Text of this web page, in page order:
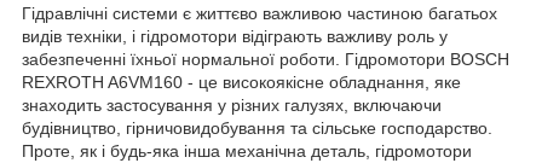
Гідравлічні системи є життєво важливою частиною багатьох
видів техніки, і гідромотори відіграють важливу роль у
забезпеченні їхньої нормальної роботи. Гідромотори BOSCH
REXROTH A6VM160 - це високоякісне обладнання, яке
знаходить застосування у різних галузях, включаючи
будівництво, гірничовидобування та сільське господарство.
Проте, як і будь-яка інша механічна деталь, гідромотори